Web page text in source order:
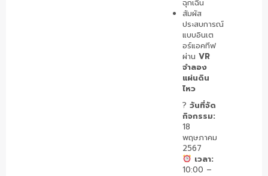
ฉุกเฉิน
สัมผัส
ประสบการณ์
แบบอินเต
อร์แอคทีฟ
ผ่าน VR
จำลอง
แผ่นดิน
ไหว
? วันที่จัด
กิจกรรม:
18
พฤษภาคม
2567
เวลา:
10:00 –